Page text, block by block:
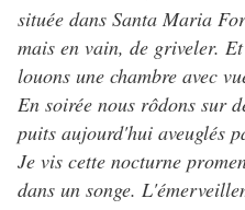
située dans Santa Maria
mais en vain, de griveler.
louons une chambre avec
En soirée nous rôdons sur
puits aujourd'hui aveuglés
Je vis cette nocturne
dans un songe.